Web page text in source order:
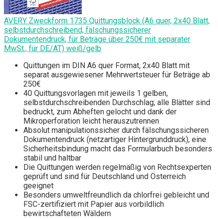
AVERY Zweckform 1735 Quittungsblock (A6 quer, 2x40 Blatt,
selbstdurchschreibend, fälschungssicherer
Dokumentendruck, für Beträge über 250€ mit separater
MwSt., für DE/AT) weiß/gelb
Quittungen im DIN A6 quer Format, 2x40 Blatt mit
separat ausgewiesener Mehrwertsteuer für Beträge ab
250€
40 Quittungsvorlagen mit jeweils 1 gelben,
selbstdurchschreibenden Durchschlag; alle Blätter sind
bedruckt, zum Abheften gelocht und dank der
Mikroperforation leicht herauszutrennen
Absolut manipulationssicher durch fälschungssicheren
Dokumentendruck (netzartiger Hintergrunddruck), eine
Sicherheitsbindung macht das Formularbuch besonders
stabil und haltbar
Die Quittungen werden regelmäßig von Rechtsexperten
geprüft und sind für Deutschland und Österreich
geeignet
Besonders umweltfreundlich da chlorfrei gebleicht und
FSC-zertifiziert mit Papier aus vorbildlich
bewirtschafteten Wäldern